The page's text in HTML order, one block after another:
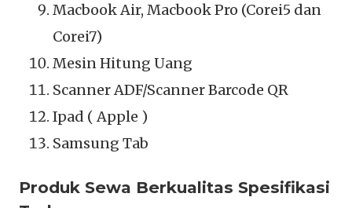
Macbook Air, Macbook Pro (Corei5 dan
Corei7)
Mesin Hitung Uang
Scanner ADF/Scanner Barcode QR
Ipad ( Apple )
Samsung Tab
Produk Sewa Berkualitas Spesifikasi